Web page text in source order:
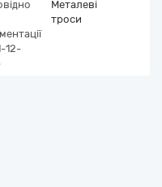
12-
Металеві
троси